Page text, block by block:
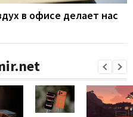
в офисе делает нас